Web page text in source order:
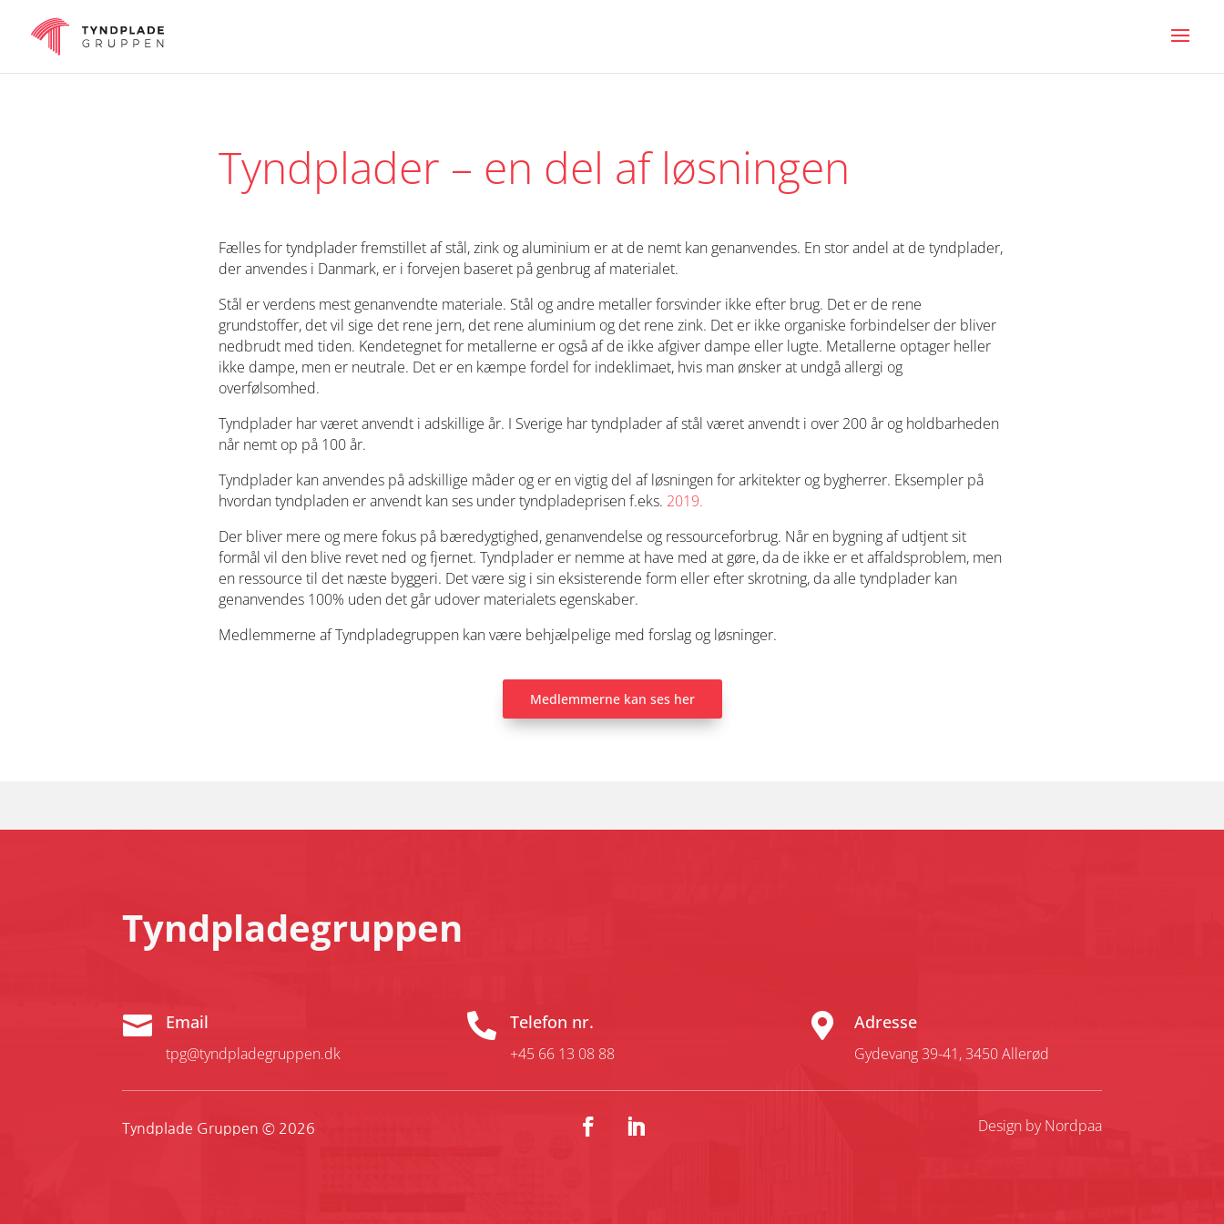
Tyndplader – en del af løsningen
Fælles for tyndplader fremstillet af stål, zink og aluminium er at de nemt kan genanvendes. En stor andel at de tyndplader,
der anvendes i Danmark, er i forvejen baseret på genbrug af materialet.
Stål er verdens mest genanvendte materiale. Stål og andre metaller forsvinder ikke efter brug. Det er de rene
grundstoffer, det vil sige det rene jern, det rene aluminium og det rene zink. Det er ikke organiske forbindelser der bliver
nedbrudt med tiden. Kendetegnet for metallerne er også af de ikke afgiver dampe eller lugte. Metallerne optager heller
ikke dampe, men er neutrale. Det er en kæmpe fordel for indeklimaet, hvis man ønsker at undgå allergi og
overfølsomhed.
Tyndplader har været anvendt i adskillige år. I Sverige har tyndplader af stål været anvendt i over 200 år og holdbarheden
når nemt op på 100 år.
Tyndplader kan anvendes på adskillige måder og er en vigtig del af løsningen for arkitekter og bygherrer. Eksempler på
hvordan tyndpladen er anvendt kan ses under tyndpladeprisen f.eks. 2019.
Der bliver mere og mere fokus på bæredygtighed, genanvendelse og ressourceforbrug. Når en bygning af udtjent sit
formål vil den blive revet ned og fjernet. Tyndplader er nemme at have med at gøre, da de ikke er et affaldsproblem, men
en ressource til det næste byggeri. Det være sig i sin eksisterende form eller efter skrotning, da alle tyndplader kan
genanvendes 100% uden det går udover materialets egenskaber.
Medlemmerne af Tyndpladegruppen kan være behjælpelige med forslag og løsninger.
Medlemmerne kan ses her
Tyndpladegruppen
 Email
tpg@tyndpladegruppen.dk
 Telefon nr.
+45 66 13 08 88
 Adresse
Gydevang 39-41, 3450 Allerød
Tyndplade Gruppen © 2026 Design by Nordpaa